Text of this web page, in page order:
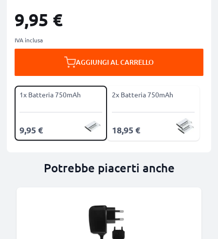
9,95 €
IVA inclusa
AGGIUNGI AL CARRELLO
1x Batteria 750mAh
9,95 €
2x Batteria 750mAh
18,95 €
Potrebbe piacerti anche